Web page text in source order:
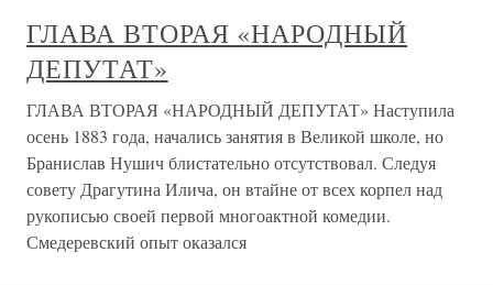
ГЛАВА ВТОРАЯ «НАРОДНЫЙ
ДЕПУТАТ»
ГЛАВА ВТОРАЯ «НАРОДНЫЙ ДЕПУТАТ» Наступила
осень 1883 года, начались занятия в Великой школе, но
Бранислав Нушич блистательно отсутствовал. Следуя
совету Драгутина Илича, он втайне от всех корпел над
рукописью своей первой многоактной комедии.
Смедеревский опыт оказался